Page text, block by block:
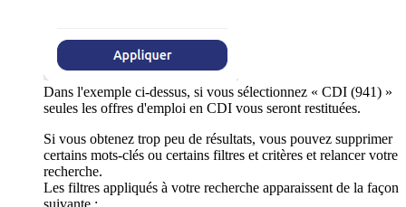
Dans l'exemple ci-dessus, si vous sélectionnez « CDI (941) »
seules les offres d'emploi en CDI vous seront restituées.
Si vous obtenez trop peu de résultats, vous pouvez supprimer
certains mots-clés ou certains filtres et critères et relancer votre
recherche.
Les filtres appliqués à votre recherche apparaissent de la façon
suivante :